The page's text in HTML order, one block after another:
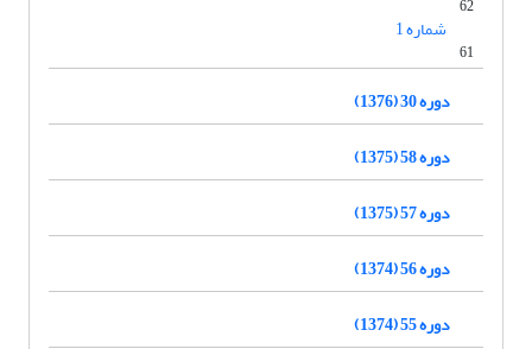
شماره 1
61
دوره 30 (1376)
دوره 58 (1375)
دوره 57 (1375)
دوره 56 (1374)
دوره 55 (1374)